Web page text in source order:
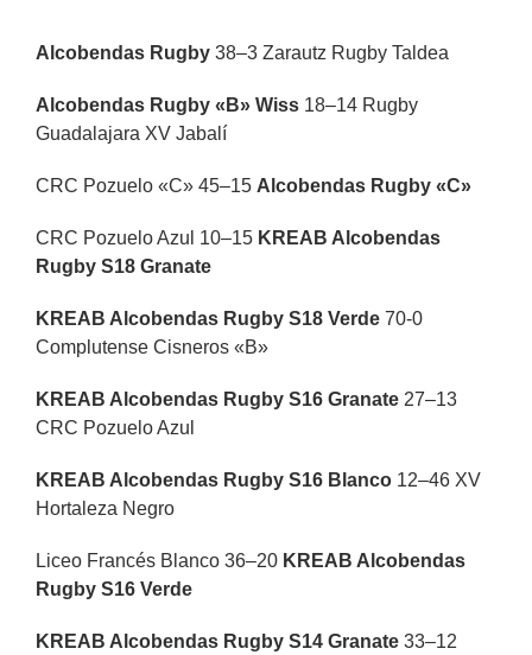
Alcobendas Rugby 38–3 Zarautz Rugby Taldea
Alcobendas Rugby «B» Wiss 18–14 Rugby
Guadalajara XV Jabalí
CRC Pozuelo «C» 45–15 Alcobendas Rugby «C»
CRC Pozuelo Azul 10–15 KREAB Alcobendas
Rugby S18 Granate
KREAB Alcobendas Rugby S18 Verde 70-0
Complutense Cisneros «B»
KREAB Alcobendas Rugby S16 Granate 27–13
CRC Pozuelo Azul
KREAB Alcobendas Rugby S16 Blanco 12–46 XV
Hortaleza Negro
Liceo Francés Blanco 36–20 KREAB Alcobendas
Rugby S16 Verde
KREAB Alcobendas Rugby S14 Granate 33–12